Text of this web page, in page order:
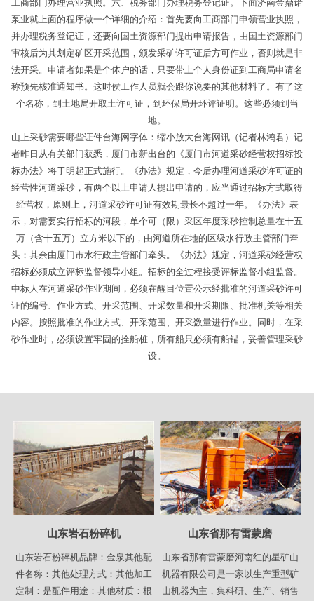
工商部门办理营业执照。六、税务部门办理税务登记证。下面济南金鼎诺
泵业就上面的程序做一个详细的介绍：首先要向工商部门申领营业执照，
并办理税务登记证，还要向国土资源部门提出申请报告，由国土资源部门
审核后为其划定矿区开采范围，颁发采矿许可证后方可作业，否则就是非
法开采。申请者如果是个体户的话，只要带上个人身份证到工商局申请名
称预先核准通知书。这时侯工作人员就会跟你说要的其他材料了。有了这
个名称，到土地局开取土许可证，到环保局开环评证明。这些必须到当
地。
山上采砂需要哪些证件台海网字体：缩小放大台海网讯（记者林鸿君）记
者昨日从有关部门获悉，厦门市新出台的《厦门市河道采砂经营权招标投
标办法》将于明起正式施行。《办法》规定，今后办理河道采砂许可证的
经营性河道采砂，有两个以上申请人提出申请的，应当通过招标方式取得
经营权，原则上，河道采砂许可证有效期最长不超过一年。《办法》表
示，对需要实行招标的河段，单个可（限）采区年度采砂控制总量在十五
万（含十五万）立方米以下的，由河道所在地的区级水行政主管部门牵
头；其余由厦门市水行政主管部门牵头。《办法》规定，河道采砂经营权
招标必须成立评标监督领导小组。招标的全过程接受评标监督小组监督。
中标人在河道采砂作业期间，必须在醒目位置公示经批准的河道采砂许可
证的编号、作业方式、开采范围、开采数量和开采期限、批准机关等相关
内容。按照批准的作业方式、开采范围、开采数量进行作业。同时，在采
砂作业时，必须设置牢固的拴船桩，所有船只必须有船锚，妥善管理采砂
设。
山东岩石粉碎机
山东岩石粉碎机品牌：金泉其他配
件名称：其他处理方式：其他加工
定制：是配件用途：其他材质：根
山东省那有雷蒙磨
山东省那有雷蒙磨河南红的星矿山
机器有限公司是一家以生产重型矿
山机器为主，集科研、生产、销售